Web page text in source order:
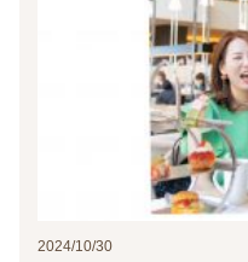
2024/10/30